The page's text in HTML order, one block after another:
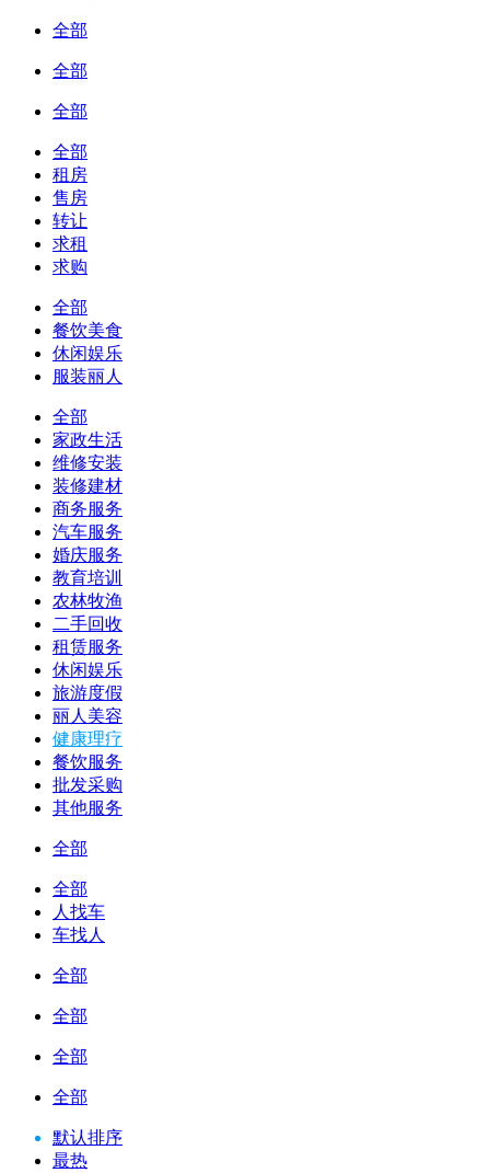
全部
全部
全部
全部
租房
售房
转让
求租
求购
全部
餐饮美食
休闲娱乐
服装丽人
全部
家政生活
维修安装
装修建材
商务服务
汽车服务
婚庆服务
教育培训
农林牧渔
二手回收
租赁服务
休闲娱乐
旅游度假
丽人美容
健康理疗
餐饮服务
批发采购
其他服务
全部
全部
人找车
车找人
全部
全部
全部
全部
默认排序
最热